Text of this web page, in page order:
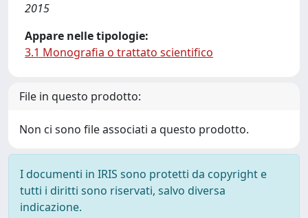
2015
Appare nelle tipologie:
3.1 Monografia o trattato scientifico
File in questo prodotto:
Non ci sono file associati a questo prodotto.
I documenti in IRIS sono protetti da copyright e
tutti i diritti sono riservati, salvo diversa
indicazione.